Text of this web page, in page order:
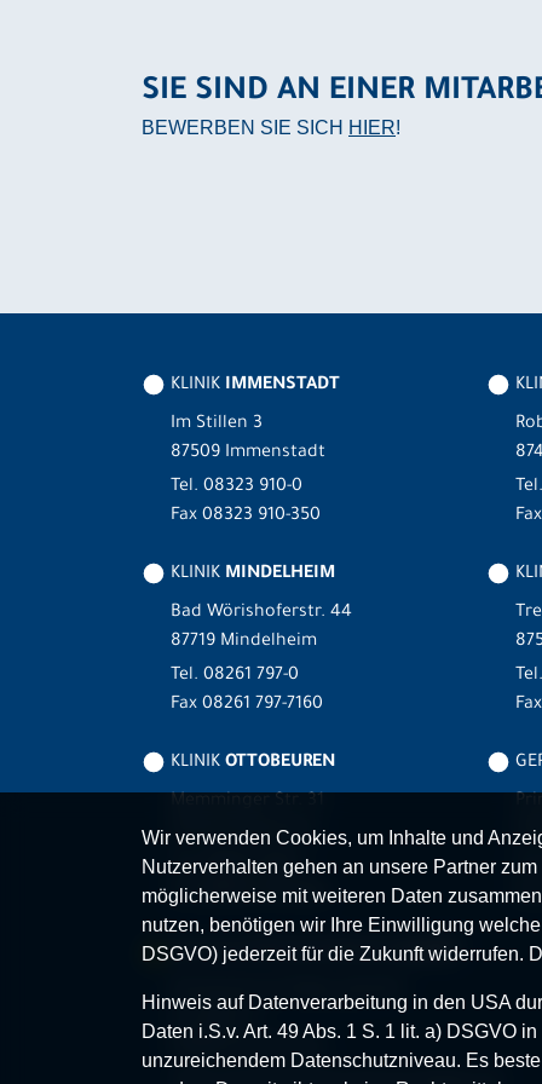
SIE SIND AN EINER
BEWERBEN SIE SICH HIER!
KLINIK IMMENSTADT
Im Stillen 3
87509 Immenstadt
Tel. 08323 910-0
Fax 08323 910-350
KLINIK MINDELHEIM
Bad Wörishoferstr. 44
87719 Mindelheim
Tel. 08261 797-0
Fax 08261 797-7160
KLINIK OTTOBEUREN
87724 Ottobeuren
Tel.08332 792-0
Fax 08332 792-5416
MVZ-FACHPRAXENVERBUNDALLGÄU
Klinikverbund Allgäu gGmbH
Im Stillen 2
87509 Immenstadt
Wir verwenden Cookies, um Inhalte und
Nutzerverhalten gehen an unsere Partner
möglicherweise mit weiteren Daten
nutzen, benötigen wir Ihre Einwilligung
DSGVO) jederzeit für die Zukunft widerrufen.
Hinweis auf Datenverarbeitung in den USA
Daten i.S.v. Art. 49 Abs. 1 S. 1 lit. a) DSGVO
unzureichendem Datenschutzniveau. Es